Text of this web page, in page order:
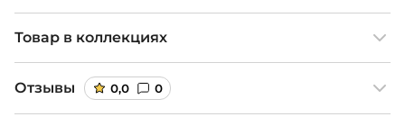
Товар в коллекциях
Отзывы 0,0 0